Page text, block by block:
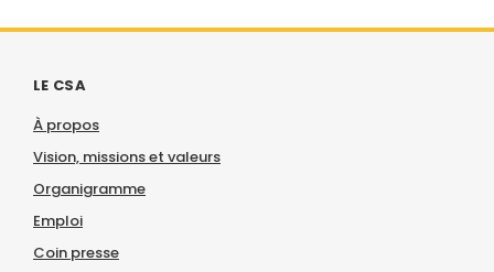
LE CSA
À propos
Vision, missions et valeurs
Organigramme
Emploi
Coin presse